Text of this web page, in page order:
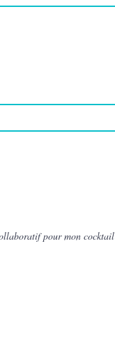
pour mon cocktail